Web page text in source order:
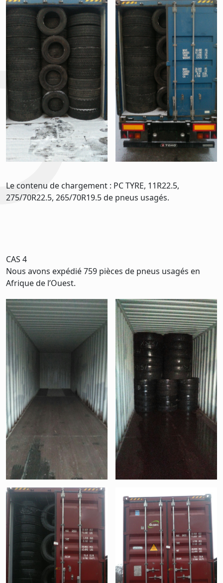
Le contenu de chargement : PC TYRE, 11R22.5,
275/70R22.5, 265/70R19.5 de pneus usagés.
CAS 4
Nous avons expédié 759 pièces de pneus usagés en
Afrique de l’Ouest.